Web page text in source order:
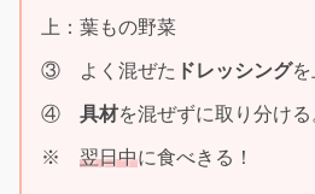
上：葉もの野菜
③ よく混ぜた ドレッシングを
④ 具材を混ぜずに取り分ける
※ 翌日中に食べきる！